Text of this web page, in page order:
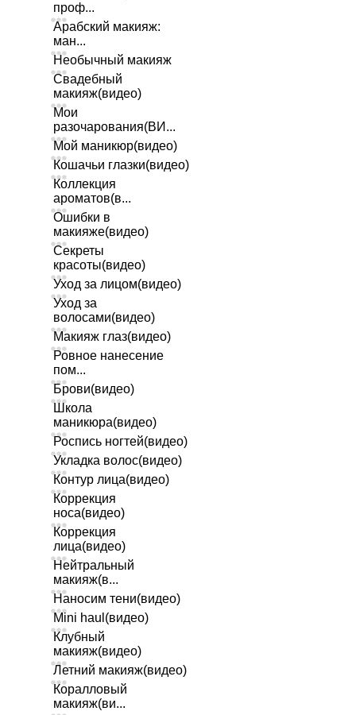
проф...
Арабский макияж:
ман...
Необычный макияж
Свадебный
макияж(видео)
Мои
разочарования(ВИ...
Мой маникюр(видео)
Кошачьи глазки(видео)
Коллекция
ароматов(в...
Ошибки в
макияже(видео)
Секреты
красоты(видео)
Уход за лицом(видео)
Уход за
волосами(видео)
Макияж глаз(видео)
Ровное нанесение
пом...
Брови(видео)
Школа
маникюра(видео)
Роспись ногтей(видео)
Укладка волос(видео)
Контур лица(видео)
Коррекция
носа(видео)
Коррекция
лица(видео)
Нейтральный
макияж(в...
Наносим тени(видео)
Mini haul(видео)
Клубный
макияж(видео)
Летний макияж(видео)
Коралловый
макияж(ви...